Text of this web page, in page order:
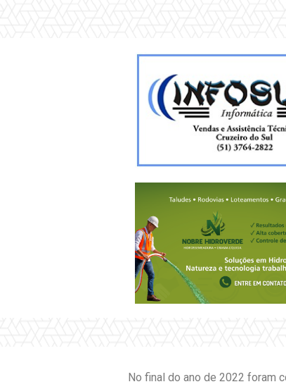
No final do ano de 2022 foram